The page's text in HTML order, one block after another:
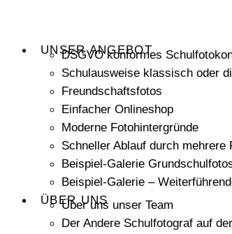
UNSER ANGEBOT
DSGVO konformes
Schulausweise klassisch oder
Freundschaftsfotos
Einfacher Onlineshop
Moderne Fotohintergründe
Schneller Ablauf durch mehrere
Beispiel-Galerie
Beispiel-Galerie –
ÜBER UNS
Über uns unser Team
Der Andere Schulfotograf auf